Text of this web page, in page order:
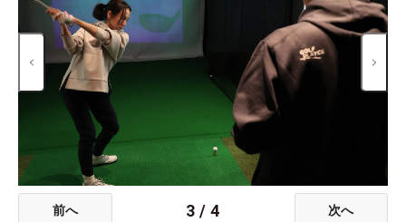
前へ 3 /4 次へ